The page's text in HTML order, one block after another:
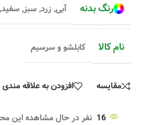
رنگ بدنه آبی,زرد,سبز,سفید
نام کالا کابلشو و سرسیم
مقایسه افزودن به علاقه مندی
16 نفر در حال مشاهده این